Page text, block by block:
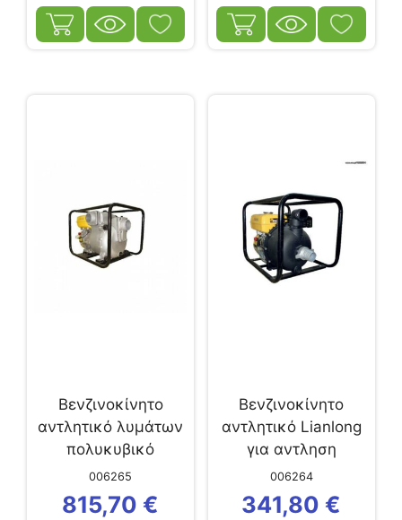
Βενζινοκίνητο
αντλητικό λυμάτων
πολυκυβικό
LIANLONG LLTM
Z30
006265
815,70 €
Βενζινοκίνητο
αντλητικό Lianlong
για αντληση
θαλασσινου...
006264
341,80 €